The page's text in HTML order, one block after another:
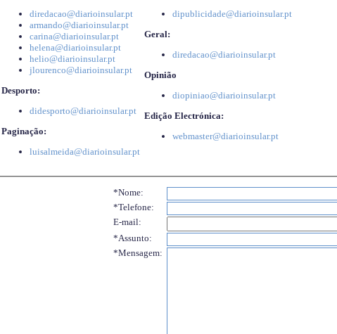
diredacao@diarioinsular.pt
armando@diarioinsular.pt
carina@diarioinsular.pt
helena@diarioinsular.pt
helio@diarioinsular.pt
jlourenco@diarioinsular.pt
Desporto:
didesporto@diarioinsular.pt
Paginação:
luisalmeida@diarioinsular.pt
dipublicidade@diarioinsular.pt
Geral:
diredacao@diarioinsular.pt
Opinião
diopiniao@diarioinsular.pt
Edição Electrónica:
webmaster@diarioinsular.pt
*Nome:
*Telefone:
E-mail:
*Assunto:
*Mensagem: